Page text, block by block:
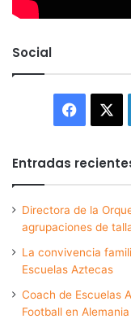
Social
Entradas
Directora de la
agrupaciones de
La convivencia
Escuelas Aztecas
Coach de Escuelas
Football en Alemania